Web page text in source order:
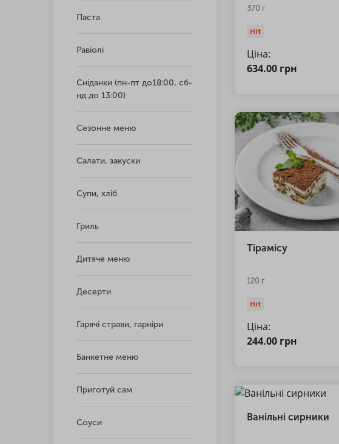
Паста
Равіолі
Сніданки (пн-пт до18:00, сб-
нд до 13:00)
Сезонне меню
Салати, закуски
Супи, хліб
Гриль
Дитяче меню
Десерти
Гарячі страви, гарніри
Банкетне меню
Приготуй сам
Соуси
370 г
Hit
Ціна:
634.00 грн
Тірамісу
120 г
Hit
Ціна:
244.00 грн
Ванільні сирники